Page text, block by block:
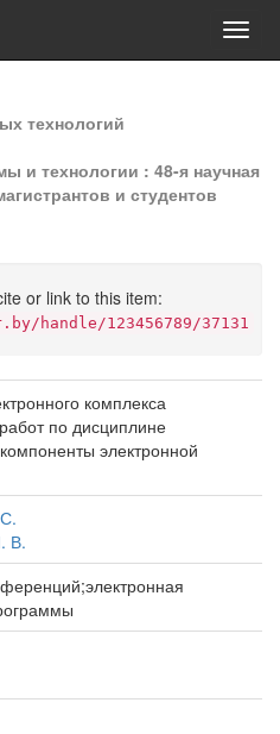
технологий
и технологии : 48-я научная
и студентов
or link to this item:
handle/123456789/37131
комплекса
по дисциплине
электронной
В.